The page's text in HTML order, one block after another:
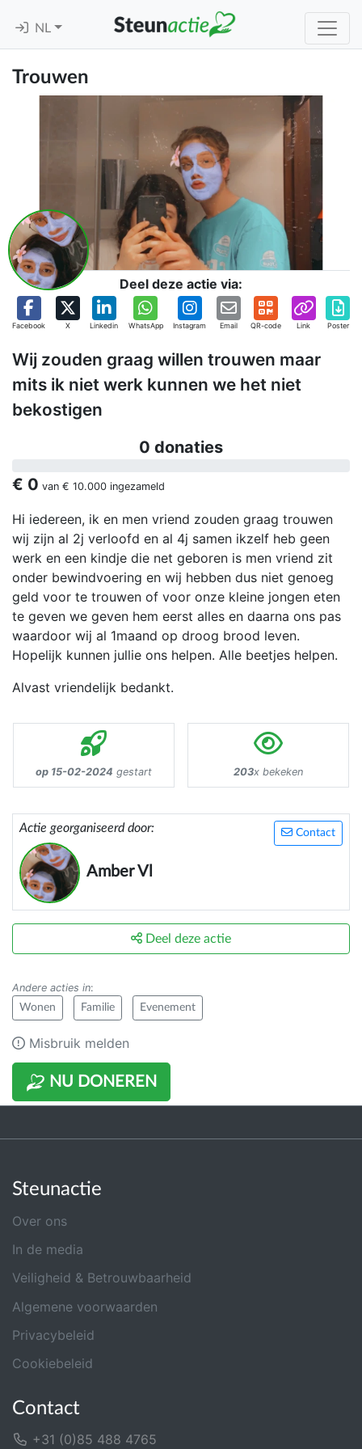
NL
Trouwen
Deel deze actie via:
Facebook X Linkedin WhatsApp Instagram Email QR-code Link Poster
Wij zouden graag willen trouwen maar
mits ik niet werk kunnen we het niet
bekostigen
0 donaties
€ 0 van € 10.000 ingezameld
Hi iedereen, ik en men vriend zouden graag trouwen
wij zijn al 2j verloofd en al 4j samen ikzelf heb geen
werk en een kindje die net geboren is men vriend zit
onder bewindvoering en wij hebben dus niet genoeg
geld voor te trouwen of voor onze kleine jongen eten
te geven we geven hem eerst alles en daarna ons pas
waardoor wij al 1maand op droog brood leven.
Hopelijk kunnen jullie ons helpen. Alle beetjes helpen.
Alvast vriendelijk bedankt.
op 15-02-2024 gestart 203x bekeken
Contact
Actie georganiseerd door:
Amber Vl
NU DONEREN
Deel deze actie
Andere acties in:
Wonen Familie Evenement
Misbruik melden
Steunactie
Over ons
In de media
Veiligheid & Betrouwbaarheid
Algemene voorwaarden
Privacybeleid
Cookiebeleid
Contact
+31 (0)85 488 4765